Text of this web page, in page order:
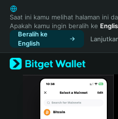
English
日本語
Tiếng Việt
Русский
Español (Latinoamérica)
Türkçe
Italiano
Saat ini kamu melihat halaman ini
Apakah kamu ingin beralih ke
Beralih ke
English